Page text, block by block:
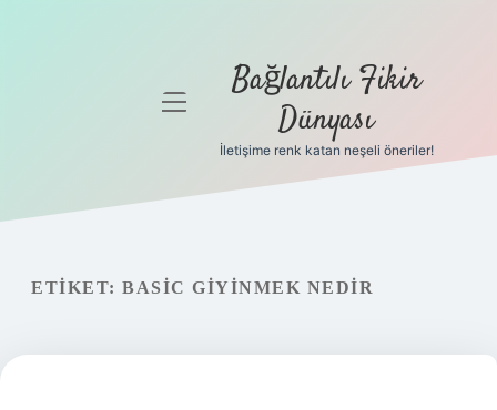
Gizlilik
Yasal Uyarı
Hakkımızda
menüyü
Bağlantılı Fikir
Dünyası
İletişime renk katan neşeli öneriler!
ETIKET: BASIC GIYINMEK NEDIR